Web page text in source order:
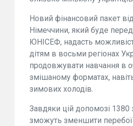
Новий фінансовий пакет
Німеччини, який буде
ЮНІСЕФ, надасть
дітям в восьми регіонах
продовжувати навчання в
змішаному форматах,
зимових холодів.
Завдяки цій допомозі 1380
зможуть зменшити перебої